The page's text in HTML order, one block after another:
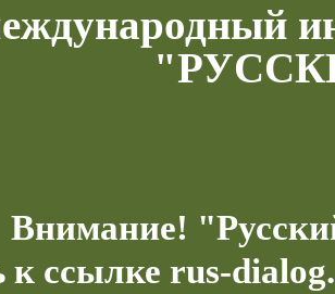
Внимание!
к ссылке rus-